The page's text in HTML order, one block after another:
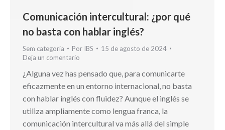
Comunicación intercultural: ¿por qué
no basta con hablar inglés?
Sem categoria Por IBS
15 de agosto de 2024
Deja un comentario
¿Alguna vez has pensado que, para comunicarte
eficazmente en un entorno internacional, no basta
con hablar inglés con fluidez? Aunque el inglés se
utiliza ampliamente como lengua franca, la
comunicación intercultural va más allá del simple